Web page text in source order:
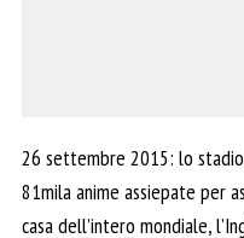
26 settembre 2015: lo
81mila anime assiepate per
casa dell’intero mondiale,